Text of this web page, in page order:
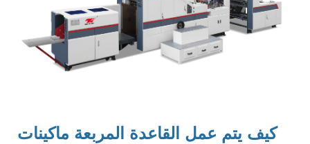
كيف يتم عمل القاعدة المربعة ماكينات